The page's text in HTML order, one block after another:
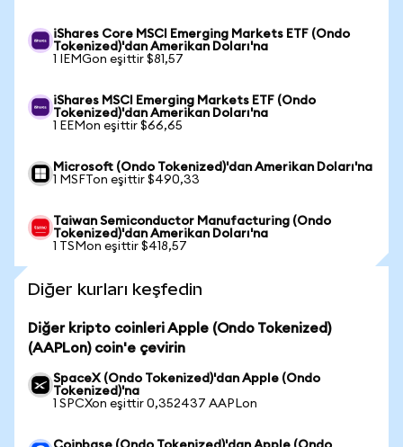
iShares Core MSCI Emerging Markets ETF (Ondo
Tokenized)'dan Amerikan Doları'na
1 IEMGon eşittir $81,57
iShares MSCI Emerging Markets ETF (Ondo
Tokenized)'dan Amerikan Doları'na
1 EEMon eşittir $66,65
Microsoft (Ondo Tokenized)'dan Amerikan Doları'na
1 MSFTon eşittir $490,33
Taiwan Semiconductor Manufacturing (Ondo
Tokenized)'dan Amerikan Doları'na
1 TSMon eşittir $418,57
Diğer kurları keşfedin
Diğer kripto coinleri Apple (Ondo Tokenized)
(AAPLon) coin'e çevirin
SpaceX (Ondo Tokenized)'dan Apple (Ondo
Tokenized)'na
1 SPCXon eşittir 0,352437 AAPLon